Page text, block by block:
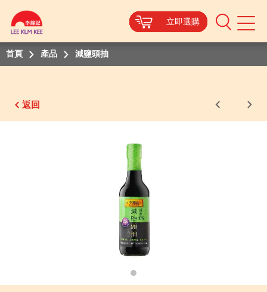
立即選購
Mobile
立即選購
立即選購
立即選購
立即選購
立即選購
立即選購
首頁 產品 減鹽頭抽
返回